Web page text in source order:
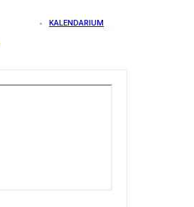
KALENDARIUM